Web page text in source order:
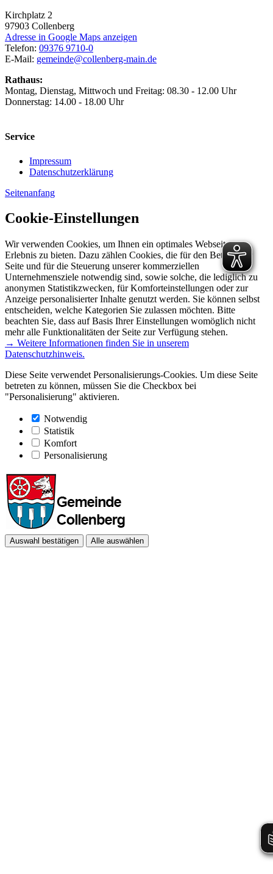
Kirchplatz 2
97903 Collenberg
Adresse in Google Maps anzeigen
Telefon: 09376 9710-0
E-Mail: gemeinde@collenberg-main.de
Rathaus:
Montag, Dienstag, Mittwoch und Freitag: 08.30 - 12.00 Uhr
Donnerstag: 14.00 - 18.00 Uhr
Service
Impressum
Datenschutzerklärung
Seitenanfang
Cookie-Einstellungen
Wir verwenden Cookies, um Ihnen ein optimales Webseiten-
Erlebnis zu bieten. Dazu zählen Cookies, die für den Betrieb der
Seite und für die Steuerung unserer kommerziellen
Unternehmensziele notwendig sind, sowie solche, die lediglich zu
anonymen Statistikzwecken, für Komforteinstellungen oder zur
Anzeige personalisierter Inhalte genutzt werden. Sie können selbst
entscheiden, welche Kategorien Sie zulassen möchten. Bitte
beachten Sie, dass auf Basis Ihrer Einstellungen womöglich nicht
mehr alle Funktionalitäten der Seite zur Verfügung stehen.
→ Weitere Informationen finden Sie in unserem
Datenschutzhinweis.
Diese Seite verwendet Personalisierungs-Cookies. Um diese Seite
betreten zu können, müssen Sie die Checkbox bei
"Personalisierung" aktivieren.
Notwendig
Statistik
Komfort
Personalisierung
Auswahl bestätigen Alle auswählen